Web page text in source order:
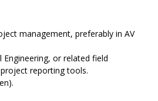
management, preferably in AV
Engineering, or related field
reporting tools.